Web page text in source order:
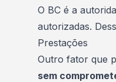
O BC é a
autorizadas.
Prestações
Outro fator que
sem